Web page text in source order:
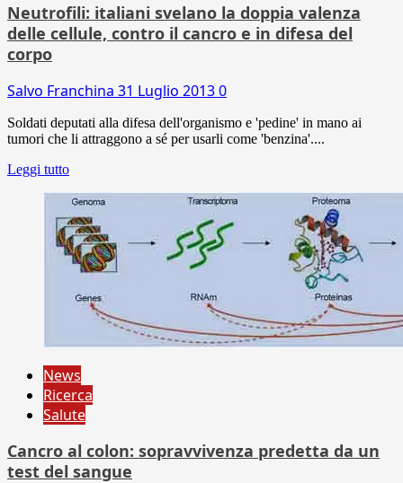
Neutrofili: italiani svelano la doppia valenza
delle cellule, contro il cancro e in difesa del
corpo
Salvo Franchina 31 Luglio 20130
Soldati deputati alla difesa dell'organismo e 'pedine' in mano ai
tumori che li attraggono a sé per usarli come 'benzina'....
Leggi tutto
News
Ricerca
Salute
Cancro al colon: sopravvivenza predetta da un
test del sangue